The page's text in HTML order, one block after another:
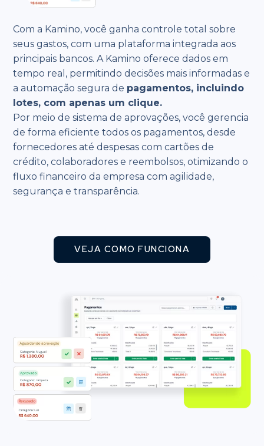
Com a Kamino, você ganha controle total sobre
seus gastos, com uma plataforma integrada aos
principais bancos. A Kamino oferece dados em
tempo real, permitindo decisões mais informadas e
a automação segura de pagamentos, incluindo
lotes, com apenas um clique.
Por meio de sistema de aprovações, você gerencia
de forma eficiente todos os pagamentos, desde
fornecedores até despesas com cartões de
crédito, colaboradores e reembolsos, otimizando o
fluxo financeiro da empresa com agilidade,
segurança e transparência.
VEJA COMO FUNCIONA